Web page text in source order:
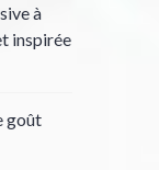
à
inspirée
goût